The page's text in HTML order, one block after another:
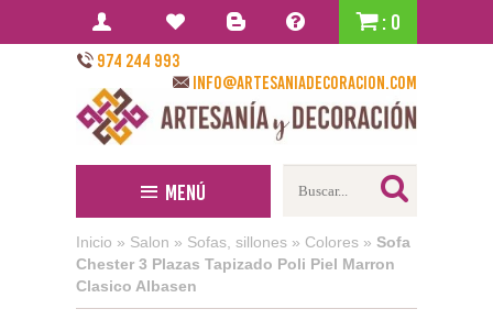
: 0
974 244 993
info@artesaniadecoracion.com
Menú
Inicio » Salon » Sofas, sillones » Colores » Sofa
Chester 3 Plazas Tapizado Poli Piel Marron
Clasico Albasen